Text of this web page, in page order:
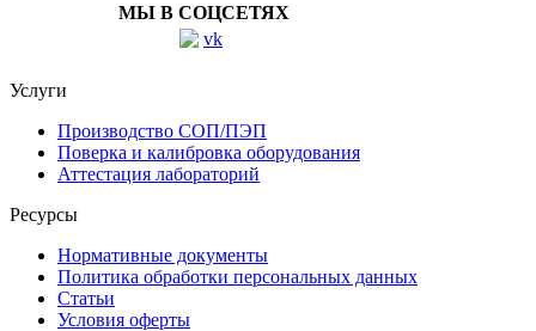
МЫ В СОЦСЕТЯХ
Услуги
Производство СОП/ПЭП
Поверка и калибровка оборудования
Аттестация лабораторий
Ресурсы
Нормативные документы
Политика обработки персональных данных
Статьи
Условия оферты